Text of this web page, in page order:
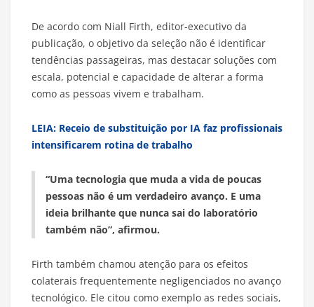
De acordo com Niall Firth, editor-executivo da
publicação, o objetivo da seleção não é identificar
tendências passageiras, mas destacar soluções com
escala, potencial e capacidade de alterar a forma
como as pessoas vivem e trabalham.
LEIA: Receio de substituição por IA faz profissionais
intensificarem rotina de trabalho
“Uma tecnologia que muda a vida de poucas
pessoas não é um verdadeiro avanço. E uma
ideia brilhante que nunca sai do laboratório
também não”, afirmou.
Firth também chamou atenção para os efeitos
colaterais frequentemente negligenciados no avanço
tecnológico. Ele citou como exemplo as redes sociais,